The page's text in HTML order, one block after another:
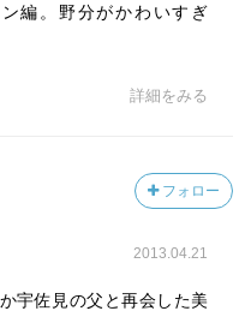
編。野分がかわいすぎ
詳細をみる
フォロー
2013.04.21
宇佐見の父と再会した美